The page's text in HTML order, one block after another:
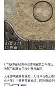
1.76版本的经典不仅体现在其公平性
的部门都将在手游中再度出现。
无论你现在身处何处，无论你现在正
点卡版》中将再度被拾起，回到游戏中